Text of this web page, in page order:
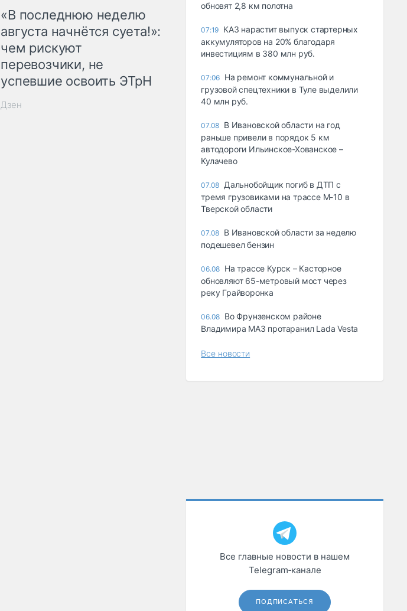
«В последнюю неделю
августа начнётся суета!»:
чем рискуют
перевозчики, не
успевшие освоить ЭТрН
Дзен
обновят 2,8 км полотна
07:19 КАЗ нарастит выпуск стартерных
аккумуляторов на 20% благодаря
инвестициям в 380 млн руб.
07:06 На ремонт коммунальной и
грузовой спецтехники в Туле выделили
40 млн руб.
07.08 В Ивановской области на год
раньше привели в порядок 5 км
автодороги Ильинское-Хованское –
Кулачево
07.08 Дальнобойщик погиб в ДТП с
тремя грузовиками на трассе М-10 в
Тверской области
07.08 В Ивановской области за неделю
подешевел бензин
06.08 На трассе Курск – Касторное
обновляют 65-метровый мост через
реку Грайворонка
06.08 Во Фрунзенском районе
Владимира МАЗ протаранил Lada Vesta
Все новости
Все главные новости в нашем
Telegram‑канале
ПОДПИСАТЬСЯ